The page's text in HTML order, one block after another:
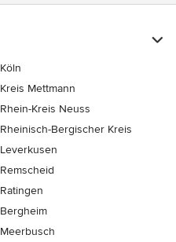
Köln
Kreis Mettmann
Rhein-Kreis Neuss
Rheinisch-Bergischer Kreis
Leverkusen
Remscheid
Ratingen
Bergheim
Meerbusch